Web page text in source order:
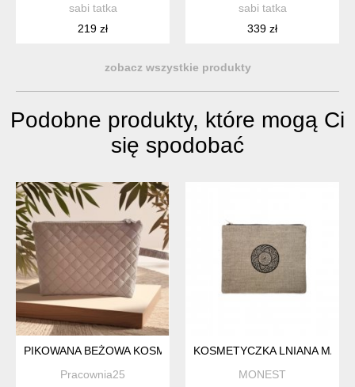
sabi tatka
219 zł
sabi tatka
339 zł
zobacz wszystkie produkty
Podobne produkty, które mogą Ci
się spodobać
PIKOWANA BEŻOWA KOSMETYCZKA WODOODPORNA
Pracownia25
KOSMETYCZKA LNIANA
MONEST